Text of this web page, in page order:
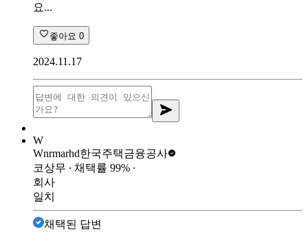
요...
좋아요 0
2024.11.17
W
Wnrmarhd한국주택금융공사
코상무 ∙ 채택률 99% ∙
회사
일치
채택된 답변